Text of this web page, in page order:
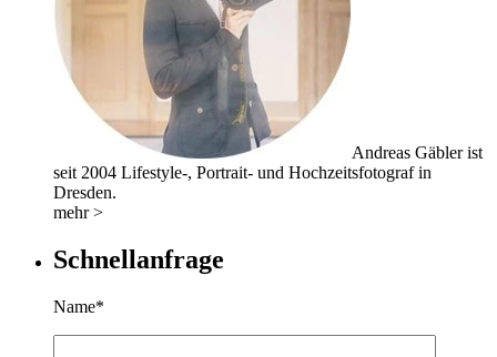
Andreas Gäbler ist
seit 2004 Lifestyle-, Portrait- und Hochzeitsfotograf in
Dresden.
mehr >
Schnellanfrage
Name*